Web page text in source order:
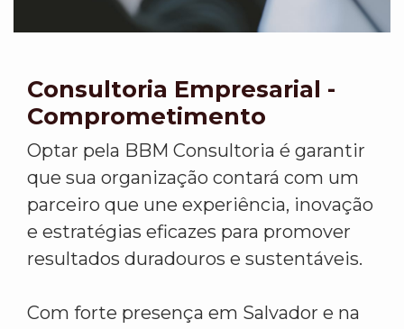
Consultoria Empresarial -
Comprometimento
Optar pela BBM Consultoria é garantir
que sua organização contará com um
parceiro que une experiência, inovação
e estratégias eficazes para promover
resultados duradouros e sustentáveis.
Com forte presença em Salvador e na